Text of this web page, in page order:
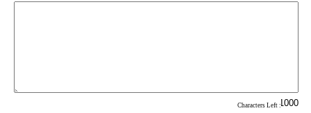
: Characters Left